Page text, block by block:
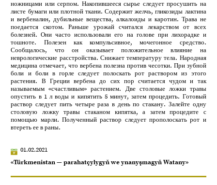
ножницами или серпом. Накопившееся сырье следует просушить на
листе бумаги или плотной ткани. Содержит желчь, гликозиды лактина
и вербеналин, дубильные вещества, алкалоиды и каротин. Трава не
поедается скотом. Раньше урожай считался лекарством от всех
болезней. Они часто использовали его на голове при лихорадке и
тошноте. Полезен как компульсивное, мочегонное средство.
Сообщалось, что он оказывает положительное влияние на
неврологические расстройства. Снижает температуру тела. Народная
медицина отмечает, что вербена полезна против чесотки. При зубной
боли и боли в горле следует полоскать рот раствором из этого
растения. В Греции вербена до сих пор считается чудом и так
называемым «счастливым» растением. Две столовые ложки травы
опустить в 1 л воды и кипятить 5 минут, затем процедить. Готовый
раствор следует пить четыре раза в день по стакану. Залейте одну
столовую ложку травы стаканом кипятка, а затем процедите с
помощью марли. Полученный раствор следует прополоскать рот и
втереть ее в раны.
01.02.2021
«Türkmenistan — parahatçylygyň we ynanyşmagyň Watany»